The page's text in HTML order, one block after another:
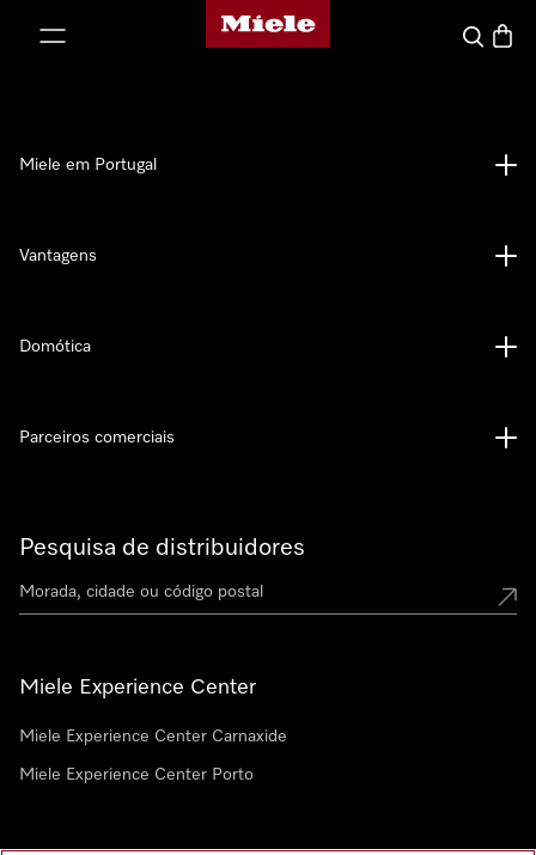
Página principal da Miele
Pesquisa
Pesquisa de distribuidores
Miele Experience Center
Miele Experience Center Carnaxide
Miele Experience Center Porto
Miele em Portugal
Vantagens
Domótica
Parceiros comerciais